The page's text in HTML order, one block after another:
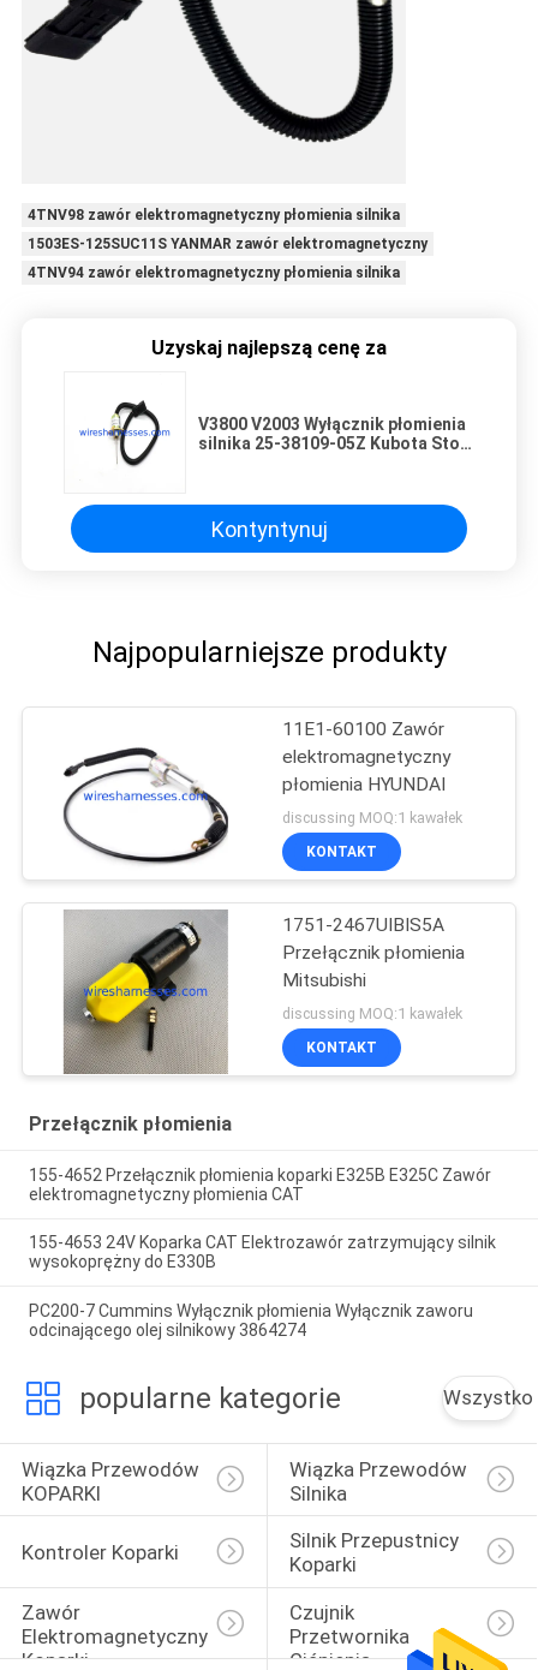
4TNV98 zawór elektromagnetyczny płomienia silnika
1503ES-125SUC11S YANMAR zawór elektromagnetyczny
4TNV94 zawór elektromagnetyczny płomienia silnika
Uzyskaj najlepszą cenę za
V3800 V2003 Wyłącznik płomienia
silnika 25-38109-05Z Kubota Stop
Kontyntynuj
Najpopularniejsze produkty
11E1-60100 Zawór
elektromagnetyczny
płomienia HYUNDAI
discussing MOQ:1 kawałek
KONTAKT
1751-2467UIBIS5A
Przełącznik płomienia
Mitsubishi
discussing MOQ:1 kawałek
KONTAKT
Przełącznik płomienia
155-4652 Przełącznik płomienia koparki E325B E325C Zawór
elektromagnetyczny płomienia CAT
155-4653 24V Koparka CAT Elektrozawór zatrzymujący silnik
wysokoprężny do E330B
PC200-7 Cummins Wyłącznik płomienia Wyłącznik zaworu
odcinającego olej silnikowy 3864274
popularne kategorie Wszystko
Wiązka Przewodów
KOPARKI
Wiązka Przewodów
Silnika
Kontroler Koparki
Silnik Przepustnicy
Koparki
Zawór
Elektromagnetyczny
Koparki
Czujnik
Przetwornika
Ciśnienia